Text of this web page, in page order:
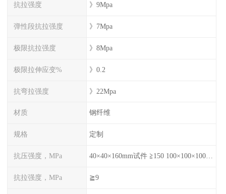
抗拉强度 》9Mpa
弹性段抗拉强度 》7Mpa
极限抗拉强度 》8Mpa
极限拉伸应变% 》0.2
抗弯拉强度 》22Mpa
材质 钢纤维
规格 定制
抗压强度，MPa 40×40×160mm试件 ≧150 100×100×100mm试件≧120
抗拉强度，MPa ≧9